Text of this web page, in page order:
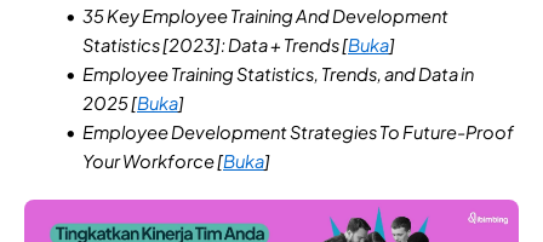
35 Key Employee Training And Development
Statistics [2023]: Data + Trends [Buka]
Employee Training Statistics, Trends, and Data in
2025 [Buka]
Employee Development Strategies To Future-Proof
Your Workforce [Buka]